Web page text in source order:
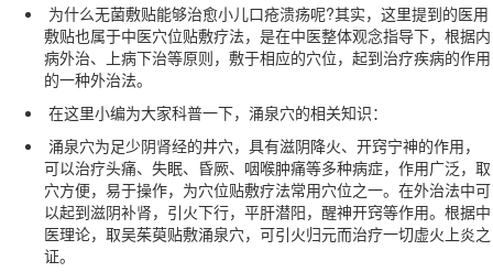
为什么无菌敷贴能够治愈小儿口疮溃疡呢?其实，这里提到的医用
敷贴也属于中医穴位贴敷疗法，是在中医整体观念指导下，根据内
病外治、上病下治等原则，敷于相应的穴位，起到治疗疾病的作用
的一种外治法。
在这里小编为大家科普一下，涌泉穴的相关知识：
涌泉穴为足少阴肾经的井穴，具有滋阴降火、开窍宁神的作用，
可以治疗头痛、失眠、昏厥、咽喉肿痛等多种病症，作用广泛，取
穴方便，易于操作，为穴位贴敷疗法常用穴位之一。在外治法中可
以起到滋阴补肾，引火下行，平肝潜阳，醒神开窍等作用。根据中
医理论，取吴茱萸贴敷涌泉穴，可引火归元而治疗一切虚火上炎之
证。